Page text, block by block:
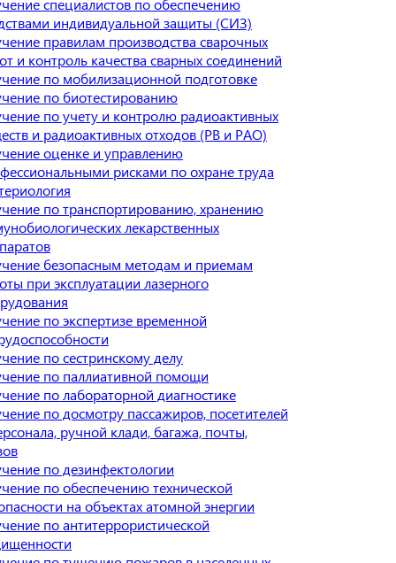
специалистов по обеспечению
индивидуальной защиты (СИЗ)
правилам производства сварочных
и контроль качества сварных соединений
по мобилизационной подготовке
по биотестированию
по учету и контролю радиоактивных
и радиоактивных отходов (РВ и РАО)
оценке и управлению
рисками по охране труда
по транспортированию, хранению
лекарственных
безопасным методам и приемам
при эксплуатации лазерного
по экспертизе временной
по сестринскому делу
по паллиативной помощи
по лабораторной диагностике
по досмотру пассажиров, посетителей
ручной клади, багажа, почты,
по дезинфектологии
по обеспечению технической
на объектах атомной энергии
по антитеррористической